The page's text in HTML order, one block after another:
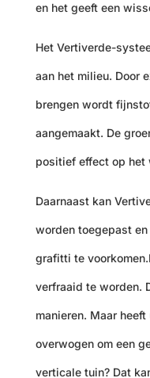
en het geeft een
Het Vertiverde-
aan het milieu. Door
brengen wordt
aangemaakt. De
positief effect op het
Daarnaast kan
worden toegepast
grafitti te
verfraaid te worden.
manieren. Maar
overwogen om een
verticale tuin? Dat